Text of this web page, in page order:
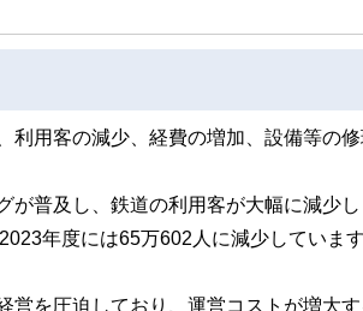
用客の減少、経費の増加、設備等の修
普及し、鉄道の利用客が大幅に減少
年度には65万602人に減少しています
営を圧迫しており、運営コストが増大